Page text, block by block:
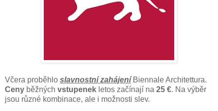
Včera proběhlo slavnostní zahájeníBiennale Architettura.
Ceny běžných vstupenek letos začínají na 25 €. Na výběr
jsou různé kombinace, ale i možnosti slev.